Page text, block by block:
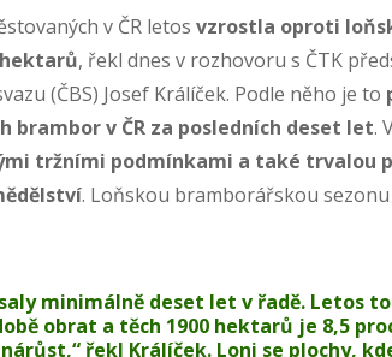
v ČR letosvzrostla oproti
hektarů, řekl dnes v rozhovoru s ČTK
(ČBS) Josef Králíček. Podle něho je to
brambor v ČR za posledních deset let.
tržními podmínkami a také trvalou
. Loňskou bramborářskou
minimálně deset let v řadě. Letos
obrat a těch 1900 hektarů je 8,5
řekl Králíček. Loni se plochy,